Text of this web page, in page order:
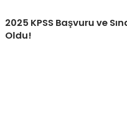
2025 KPSS Başvuru ve
Oldu!